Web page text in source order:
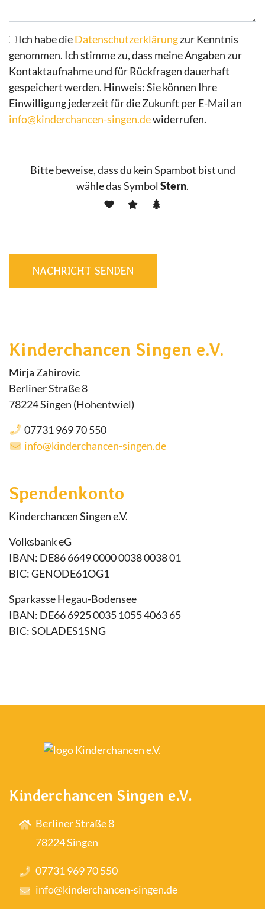
Ich habe dieDatenschutzerklärungzur Kenntnis
genommen. Ich stimme zu, dass meine Angaben zur
Kontaktaufnahme und für Rückfragen dauerhaft
gespeichert werden. Hinweis: Sie können Ihre
Einwilligung jederzeit für die Zukunft per E-Mail an
info@kinderchancen-singen.dewiderrufen.
Bitte beweise, dass du kein Spambot bist und
wähle das Symbol Stern.
NACHRICHT SENDEN
Kinderchancen Singen e.V.
Mirja Zahirovic
Berliner Straße 8
78224 Singen (Hohentwiel)
07731 969 70 550
info@kinderchancen-singen.de
Spendenkonto
Kinderchancen Singen e.V.
Volksbank eG
IBAN: DE86 6649 0000 0038 0038 01
BIC: GENODE61OG1
Sparkasse Hegau-Bodensee
IBAN: DE66 6925 0035 1055 4063 65
BIC: SOLADES1SNG
Kinderchancen Singen e.V.
Berliner Straße 8
78224 Singen
07731 969 70 550
info@kinderchancen-singen.de